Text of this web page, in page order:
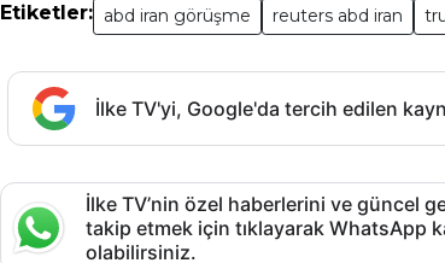
Etiketler: abd iran görüşme reuters abd iran
İlke TV'yi, Google'da tercih edilen
İlke TV’nin özel haberlerini ve güncel
takip etmek için tıklayarak WhatsApp
olabilirsiniz.